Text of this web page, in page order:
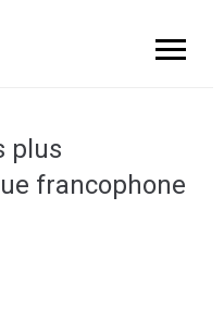
plus
francophone